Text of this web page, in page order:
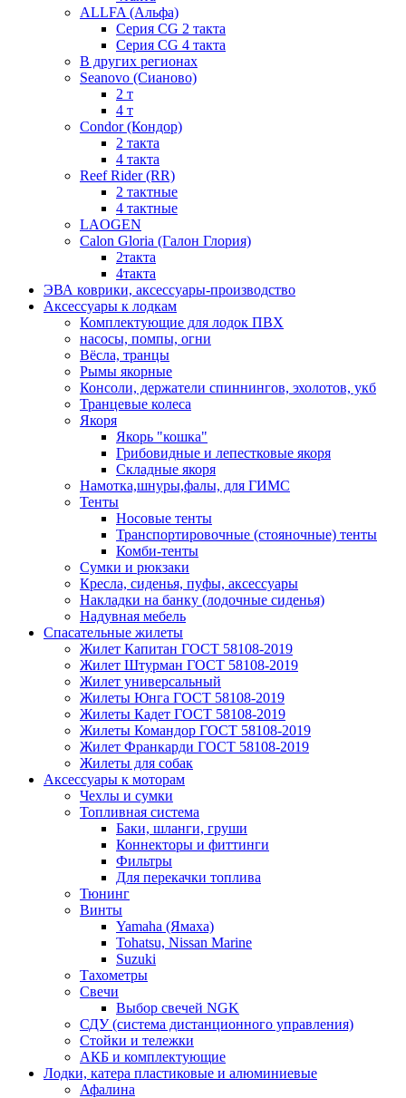
ALLFA (Альфа)
Серия СG 2 такта
Серия СG 4 такта
В других регионах
Seanovo (Сианово)
2 т
4 т
Condor (Кондор)
2 такта
4 такта
Reef Rider (RR)
2 тактные
4 тактные
LAOGEN
Calon Gloria (Галон Глория)
2такта
4такта
ЭВА коврики, аксессуары-производство
Аксессуары к лодкам
Комплектующие для лодок ПВХ
насосы, помпы, огни
Вёсла, транцы
Рымы якорные
Консоли, держатели спиннингов, эхолотов, укб
Транцевые колеса
Якоря
Якорь "кошка"
Грибовидные и лепестковые якоря
Складные якоря
Намотка,шнуры,фалы, для ГИМС
Тенты
Носовые тенты
Транспортировочные (стояночные) тенты
Комби-тенты
Сумки и рюкзаки
Кресла, сиденья, пуфы, аксессуары
Накладки на банку (лодочные сиденья)
Надувная мебель
Спасательные жилеты
Жилет Капитан ГОСТ 58108-2019
Жилет Штурман ГОСТ 58108-2019
Жилет универсальный
Жилеты Юнга ГОСТ 58108-2019
Жилеты Кадет ГОСТ 58108-2019
Жилеты Командор ГОСТ 58108-2019
Жилет Франкарди ГОСТ 58108-2019
Жилеты для собак
Аксессуары к моторам
Чехлы и сумки
Топливная система
Баки, шланги, груши
Коннекторы и фиттинги
Фильтры
Для перекачки топлива
Тюнинг
Винты
Yamaha (Ямаха)
Tohatsu, Nissan Marine
Suzuki
Тахометры
Свечи
Выбор свечей NGK
СДУ (система дистанционного управления)
Стойки и тележки
АКБ и комплектующие
Лодки, катера пластиковые и алюминиевые
Афалина